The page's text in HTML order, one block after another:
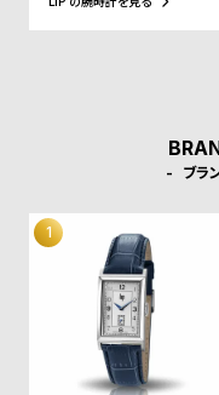
ど、現在に至るまで多く
ブラ